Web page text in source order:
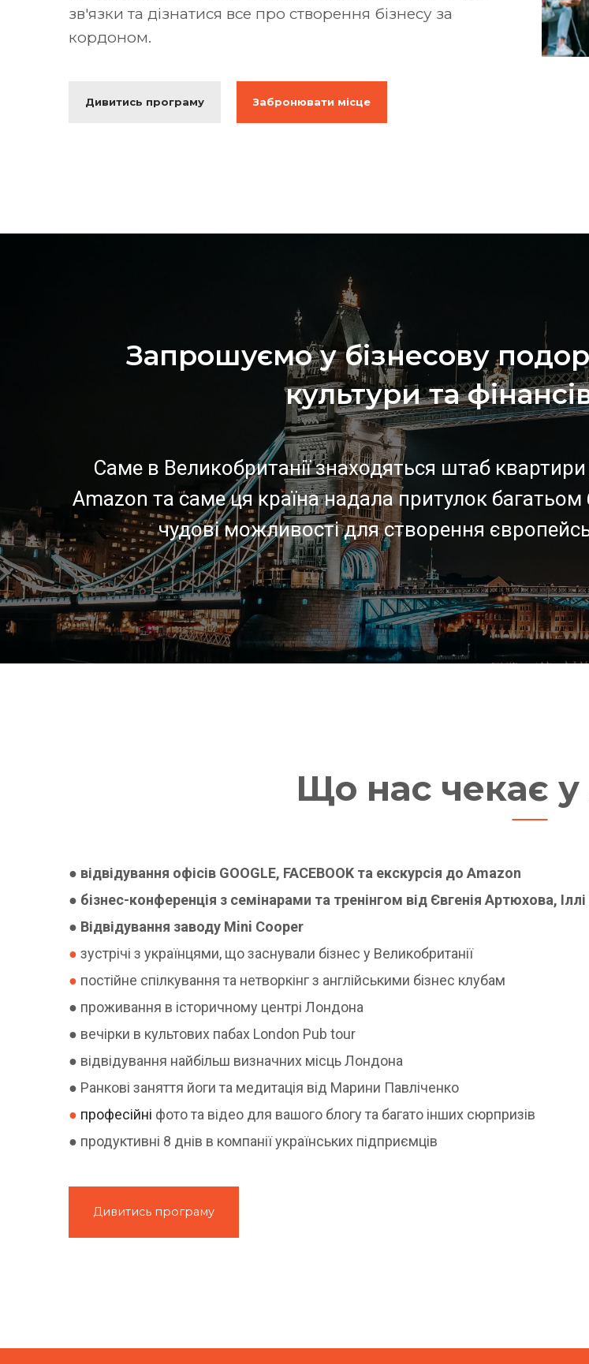
зв'язки та дізнатися все про створення бізнесу за
кордоном.
Дивитись програму Забронювати місце
Запрошуємо у бізнесову
культури та
Саме в Великобританії знаходяться штаб
Amazon та саме ця країна надала притулок
чудові можливості для створення
Що нас чекає у
● відвідування офісів GOOGLE, FACEBOOK та екскурсія до Amazon
● бізнес-конференція з семінарами та тренінгом від Євгенія Артюхова,
● Відвідування заводу Mini Cooper
● зустрічі з українцями, що заснували бізнес у Великобританії
● постійне спілкування та нетворкінг з англійськими бізнес клубам
● проживання в історичному центрі Лондона
● вечірки в культових пабах London Pub tour
● відвідування найбільш визначних місць Лондона
● Ранкові заняття йоги та медитація від Марини Павліченко
● професійні фото та відео для вашого блогу та багато інших сюрпризів
● продуктивні 8 днів в компанії українських підприємців
Дивитись програму